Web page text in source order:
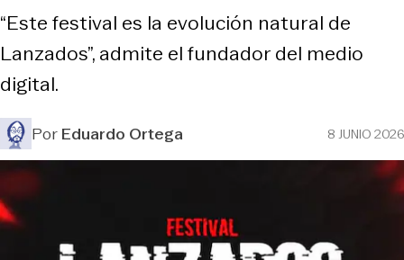
“Este festival es la evolución natural de
Lanzados”, admite el fundador del medio
digital.
PorEduardo Ortega 8 JUNIO 2026